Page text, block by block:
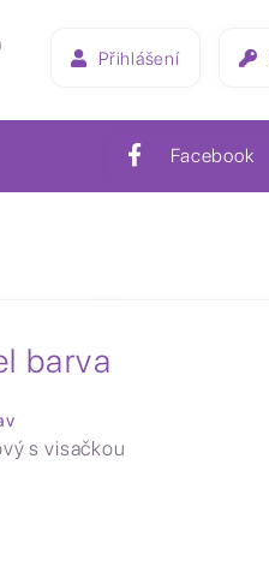
Přihlášení
Facebook
barva
s visačkou